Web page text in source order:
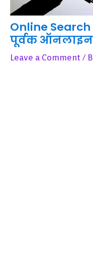
Online
पूर्वक ऑनलाइन
Leave a Comment /